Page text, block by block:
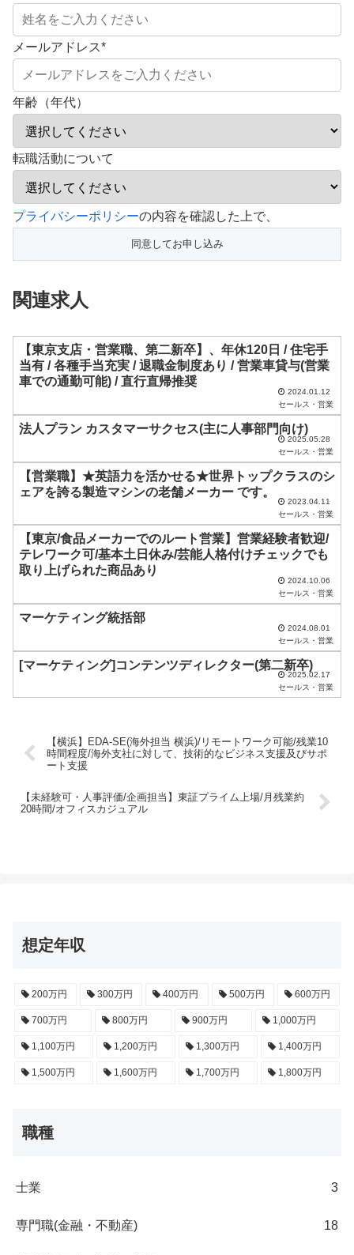
メールアドレス*
年齢（年代）
転職活動について
こ
フ
ー
は
の
ま
ま
て
く
だ
い
プライバシーポリシーの内容を確認した上で、
関連求人
【東京支店・営業職、第二新卒】、年休120日 / 住宅手
当有 / 各種手当充実 / 退職金制度あり / 営業車貸与(営業
車での通勤可能) / 直行直帰推奨
2024.01.12
セールス・営業
法人プラン カスタマーサクセス(主に人事部門向け)
2025.05.28
セールス・営業
【営業職】★英語力を活かせる★世界トップクラスのシ
ェアを誇る製造マシンの老舗メーカー です。
2023.04.11
セールス・営業
【東京/食品メーカーでのルート営業】営業経験者歓迎/
テレワーク可/基本土日休み/芸能人格付けチェックでも
取り上げられた商品あり
2024.10.06
セールス・営業
マーケティング統括部
2024.08.01
セールス・営業
[マーケティング]コンテンツディレクター(第二新卒)
2025.02.17
セールス・営業
【横浜】EDA-SE(海外担当 横浜)/リモートワーク可能/残業10
時間程度/海外支社に対して、技術的なビジネス支援及びサポ
ート支援
【未経験可・人事評価/企画担当】東証プライム上場/月残業約
20時間/オフィスカジュアル
想定年収
200万円 300万円 400万円 500万円 600万円
700万円 800万円 900万円 1,000万円
1,100万円 1,200万円 1,300万円 1,400万円
1,500万円 1,600万円 1,700万円 1,800万円
職種
士業 3
専門職(金融・不動産) 18